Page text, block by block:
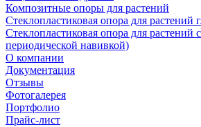
Композитные опоры для растений
Стеклопластиковая опора для растений
Стеклопластиковая опора для растений
периодической навивкой)
О компании
Документация
Отзывы
Фотогалерея
Портфолио
Прайс-лист